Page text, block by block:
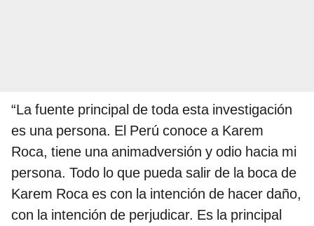
“La fuente principal de toda esta investigación
es una persona. El Perú conoce a Karem
Roca, tiene una animadversión y odio hacia mi
persona. Todo lo que pueda salir de la boca de
Karem Roca es con la intención de hacer daño,
con la intención de perjudicar. Es la principal